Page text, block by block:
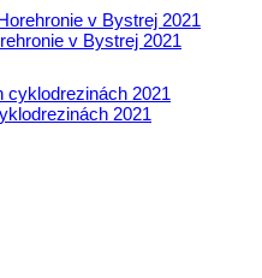
v Bystrej 2021
2021